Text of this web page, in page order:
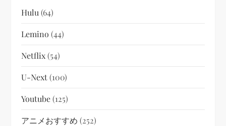
Hulu (64)
Lemino (44)
Netflix(54)
U-Next(100)
Youtube(125)
アニメおすすめ (252)